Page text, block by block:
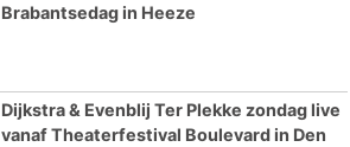
Brabantsedag in Heeze
Dijkstra & Evenblij Ter Plekke zondag live
vanaf Theaterfestival Boulevard in Den